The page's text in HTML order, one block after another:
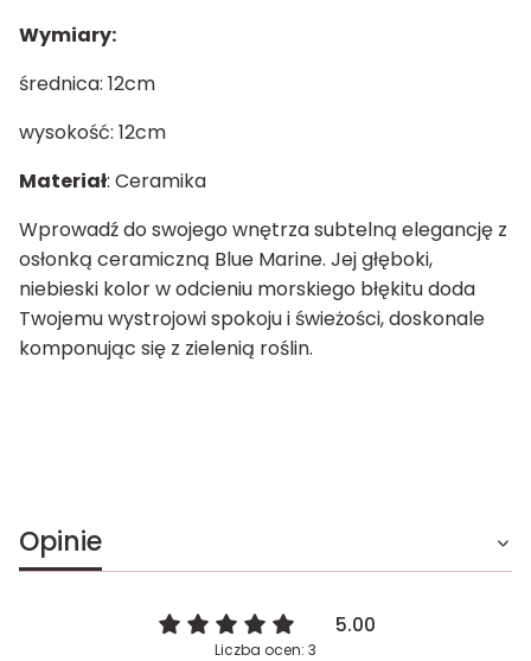
Wymiary:
średnica: 12cm
wysokość: 12cm
Materiał: Ceramika
Wprowadź do swojego wnętrza subtelną elegancję z
osłonką ceramiczną Blue Marine. Jej głęboki,
niebieski kolor w odcieniu morskiego błękitu doda
Twojemu wystrojowi spokoju i świeżości, doskonale
komponując się z zielenią roślin.
Opinie
5.00
Liczba ocen: 3